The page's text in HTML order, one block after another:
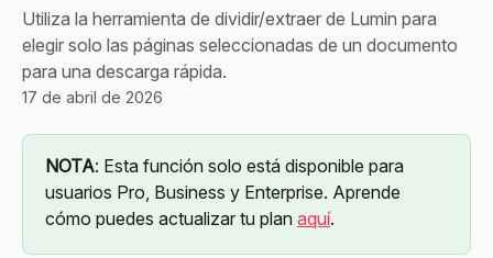
Utiliza la herramienta de dividir/extraer de Lumin para
elegir solo las páginas seleccionadas de un documento
para una descarga rápida.
17 de abril de 2026
NOTA: Esta función solo está disponible para
usuarios Pro, Business y Enterprise. Aprende
cómo puedes actualizar tu plan aquí.